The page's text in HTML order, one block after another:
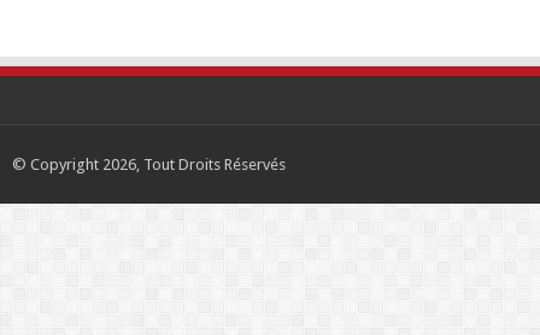
© Copyright 2026, Tout Droits Réservés